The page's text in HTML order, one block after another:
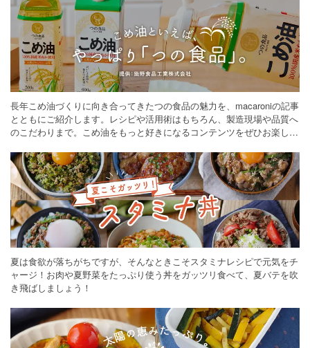
長年こめ油づくりに向き合ってきたつの食品の魅力を、macaroniの記事
とともにご紹介します。レシピや活用術はもちろん、製造現場や品質へ
のこだわりまで。こめ油をもっと好きになるコンテンツをぜひお楽しみ
夏は食欲が落ちがちですが、そんなときこそスタミナレシピで元気をチ
ャージ！お肉や夏野菜をたっぷり使う丼をガッツリ食べて、夏バテを吹
き飛ばしましょう！